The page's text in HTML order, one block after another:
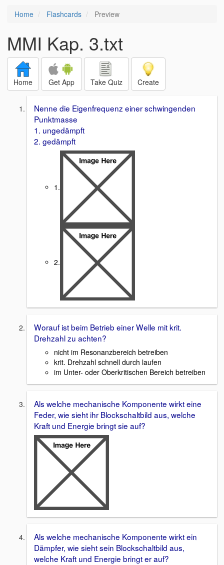
Home Flashcards Preview
MMI Kap. 3.txt
Home Get App Take Quiz Create
Nenne die Eigenfrequenz einer schwingenden
Punktmasse
1. ungedämpft
2. gedämpft
1.
2.
Worauf ist beim Betrieb einer Welle mit krit.
Drehzahl zu achten?
nicht im Resonanzbereich betreiben
krit. Drehzahl schnell durch laufen
im Unter- oder Oberkritischen Bereich betreiben
Als welche mechanische Komponente wirkt eine
Feder, wie sieht ihr Blockschaltbild aus, welche
Kraft und Energie bringt sie auf?
Als welche mechanische Komponente wirkt ein
Dämpfer, wie sieht sein Blockschaltbild aus,
welche Kraft und Energie bringt er auf?